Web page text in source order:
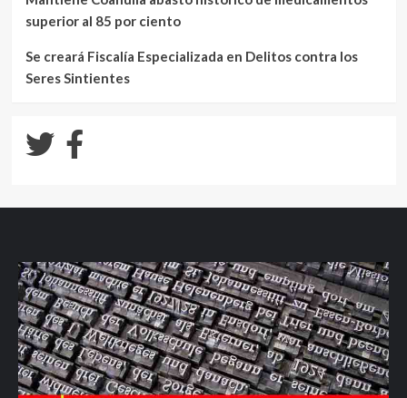
superior al 85 por ciento
Se creará Fiscalía Especializada en Delitos contra los
Seres Sintientes